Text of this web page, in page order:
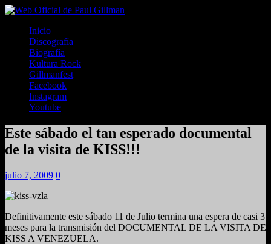
Inicio
Discografía
Biografía
Kultura Rock
Gillmanfest
Facebook
Instagram
Youtube
Este sábado el tan esperado documental
de la visita de KISS!!!
julio 7, 2009 0
Definitivamente este sábado 11 de Julio termina una espera de casi 3
meses para la transmisión del DOCUMENTAL DE LA VISITA DE
KISS A VENEZUELA.